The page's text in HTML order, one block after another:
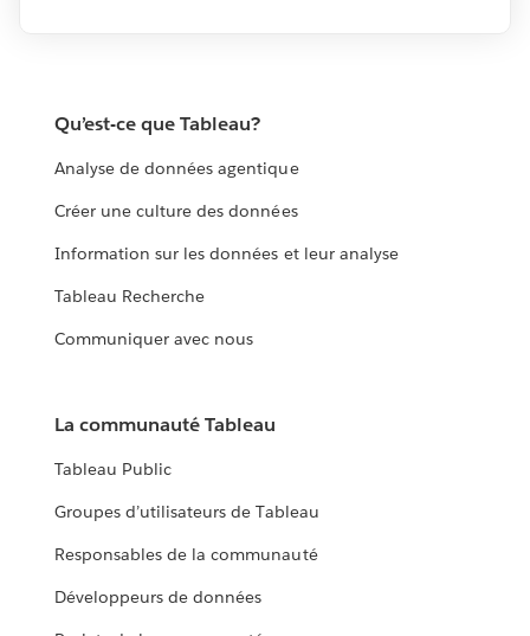
Qu’est-ce que Tableau?
Analyse de données agentique
Créer une culture des données
Information sur les données et leur analyse
Tableau Recherche
Communiquer avec nous
La communauté Tableau
Tableau Public
Groupes d’utilisateurs de Tableau
Responsables de la communauté
Développeurs de données